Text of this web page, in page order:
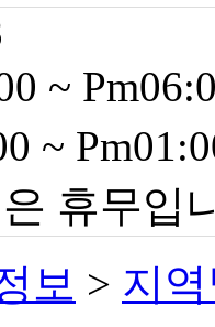
~
~
휴무입
보 > 지